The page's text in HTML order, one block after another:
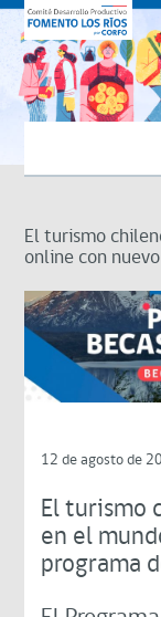
El turismo
online con
12 de agosto de
El turismo
en el
programa